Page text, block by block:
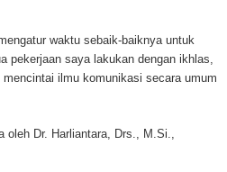
waktu sebaik-baiknya untuk
pekerjaan saya lakukan dengan ikhlas,
ilmu komunikasi secara umum
oleh Dr. Harliantara, Drs., M.Si.,